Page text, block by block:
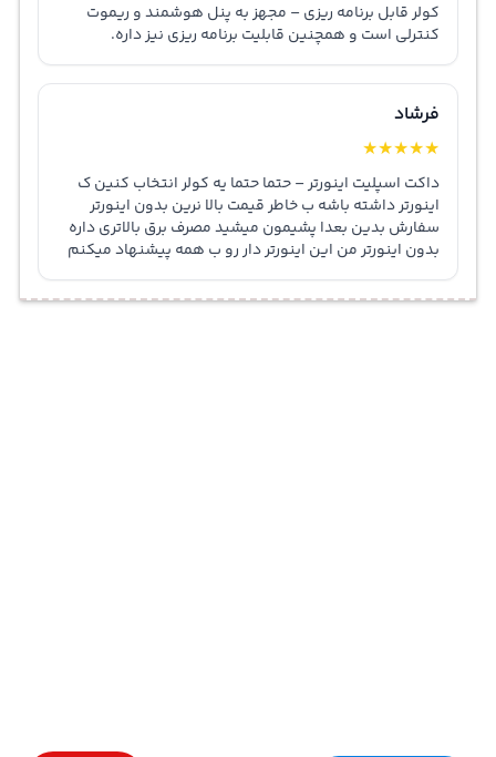
کولر قابل برنامه ریزی – مجهز به پنل هوشمند و ریموت
کنترلی است و همچنین قابلیت برنامه ریزی نیز داره.
فرشاد
★
★
★
★
★
داکت اسپلیت اینورتر – حتما حتما یه کولر انتخاب کنین ک
اینورتر داشته باشه ب خاطر قیمت بالا نرین بدون اینورتر
سفارش بدین بعدا پشیمون میشید مصرف برق بالاتری داره
بدون اینورتر من این اینورتر دار رو ب همه پیشنهاد میکنم